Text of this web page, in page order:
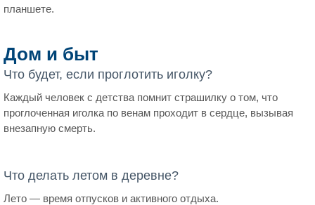
планшете.
Дом и быт
Что будет, если проглотить иголку?
Каждый человек с детства помнит страшилку о том, что
проглоченная иголка по венам проходит в сердце, вызывая
внезапную смерть.
Что делать летом в деревне?
Лето — время отпусков и активного отдыха.